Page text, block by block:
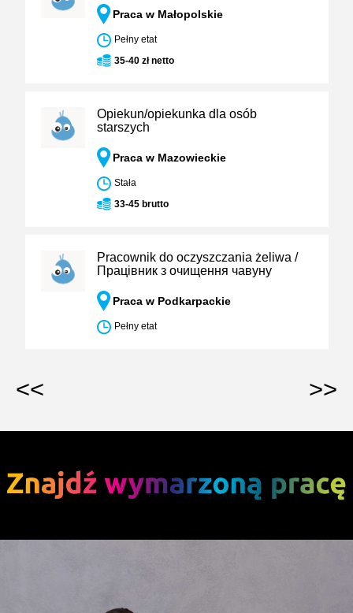
Praca w Małopolskie
Pełny etat
35-40 zł netto
Opiekun/opiekunka dla osób
starszych
Praca w Mazowieckie
Stała
33-45 brutto
Pracownik do oczyszczania żeliwa /
Працівник з очищення чавуну
Praca w Podkarpackie
Pełny etat
<< >>